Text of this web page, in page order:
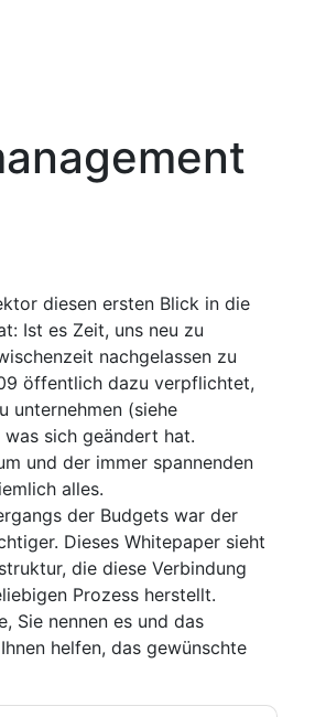
diesen ersten Blick in die
Ist es Zeit, uns neu zu
nachgelassen zu
öffentlich dazu verpflichtet,
unternehmen (siehe
sich geändert hat.
und der immer spannenden
alles.
der Budgets war der
Dieses Whitepaper sieht
die diese Verbindung
Prozess herstellt.
Sie nennen es und das
helfen, das gewünschte